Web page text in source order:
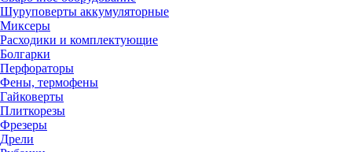
Шуруповерты аккумуляторные
Миксеры
Расходики и комплектующие
Болгарки
Перфораторы
Фены, термофены
Гайковерты
Плиткорезы
Фрезеры
Дрели